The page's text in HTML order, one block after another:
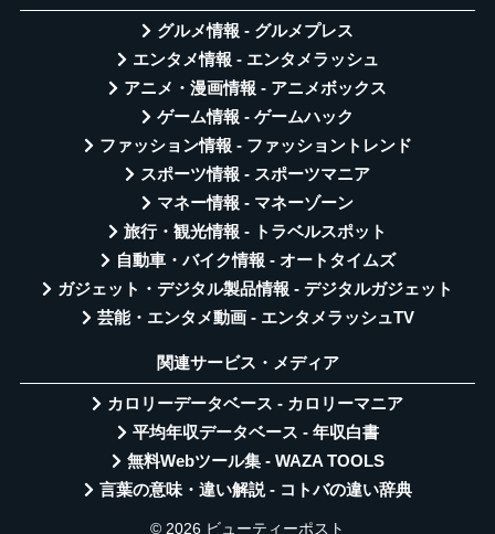
グルメ情報 - グルメプレス
エンタメ情報 - エンタメラッシュ
アニメ・漫画情報 - アニメボックス
ゲーム情報 - ゲームハック
ファッション情報 - ファッショントレンド
スポーツ情報 - スポーツマニア
マネー情報 - マネーゾーン
旅行・観光情報 - トラベルスポット
自動車・バイク情報 - オートタイムズ
ガジェット・デジタル製品情報 - デジタルガジェット
芸能・エンタメ動画 - エンタメラッシュTV
関連サービス・メディア
カロリーデータベース - カロリーマニア
平均年収データベース - 年収白書
無料Webツール集 - WAZA TOOLS
言葉の意味・違い解説 - コトバの違い辞典
© 2026 ビューティーポスト